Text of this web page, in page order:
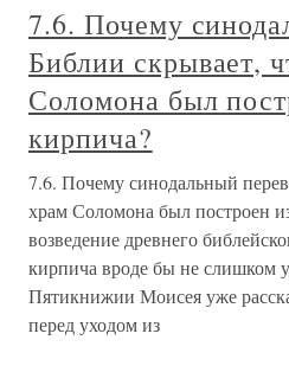
7.6. Почему
Библии скрывает,
Соломона был
кирпича?
7.6. Почему синодальный
храм Соломона был построен
возведение древнего
кирпича вроде бы не слишком
Пятикнижии Моисея уже
перед уходом из